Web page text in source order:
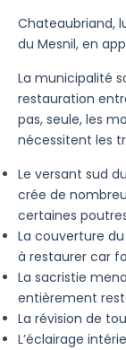
Chateaubriand,
du Mesnil, en
La municipalité
restauration
pas, seule, les
nécessitent les
Le versant sud
crée de
certaines
La couverture
à restaurer car
La sacristie
entièrement
La révision de
L’éclairage